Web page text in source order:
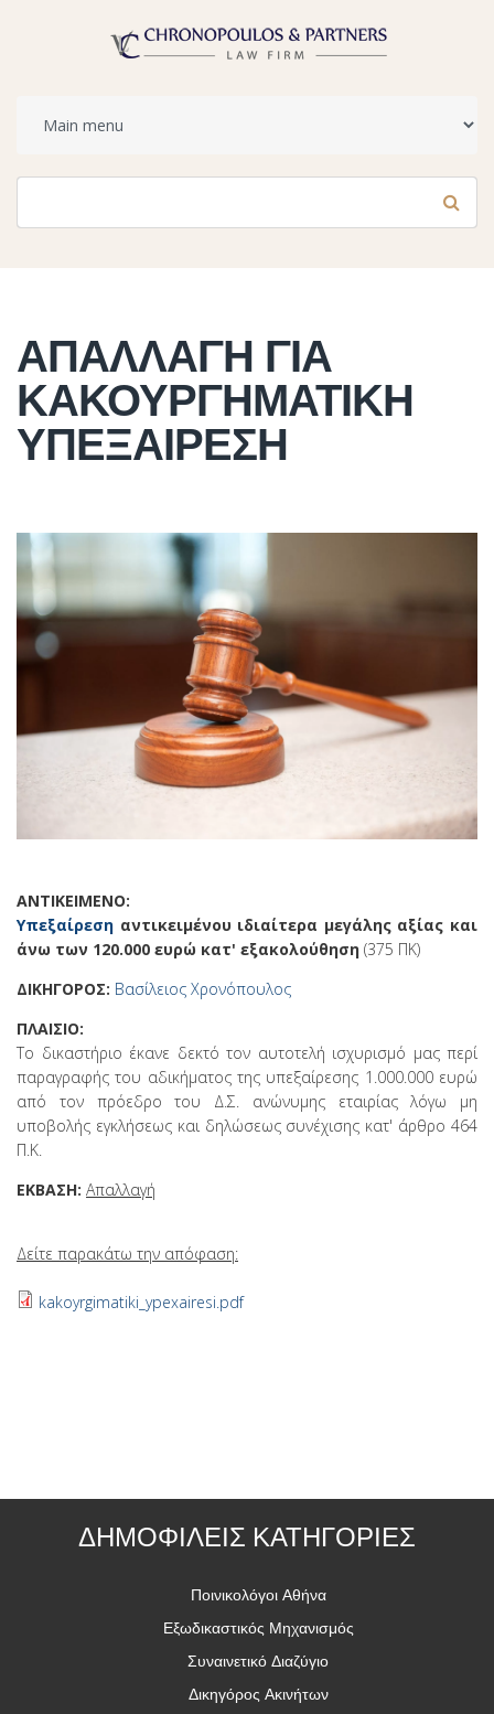
ΑΠΑΛΛΑΓΗ ΓΙΑ
ΚΑΚΟΥΡΓΗΜΑΤΙΚΗ
ΥΠΕΞΑΙΡΕΣΗ
ΑΝΤΙΚΕΙΜΕΝΟ:
Υπεξαίρεση αντικειμένου ιδιαίτερα μεγάλης αξίας και
άνω των 120.000 ευρώ κατ' εξακολούθηση (375 ΠΚ)
ΔΙΚΗΓΟΡΟΣ: Βασίλειος Χρονόπουλος
ΠΛΑΙΣΙΟ:
Το δικαστήριο έκανε δεκτό τον αυτοτελή ισχυρισμό μας περί
παραγραφής του αδικήματος της υπεξαίρεσης 1.000.000 ευρώ
από τον πρόεδρο του Δ.Σ. ανώνυμης εταιρίας λόγω μη
υποβολής εγκλήσεως και δηλώσεως συνέχισης κατ' άρθρο 464
Π.Κ.
ΕΚΒΑΣΗ: Απαλλαγή
Δείτε παρακάτω την απόφαση:
kakoyrgimatiki_ypexairesi.pdf
ΔΗΜΟΦΙΛΕΙΣ ΚΑΤΗΓΟΡΙΕΣ
Ποινικολόγοι Αθήνα
Εξωδικαστικός Μηχανισμός
Συναινετικό Διαζύγιο
Δικηγόρος Ακινήτων